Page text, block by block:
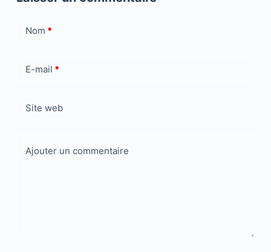
Nom *
E-mail *
Site web
Ajouter un commentaire